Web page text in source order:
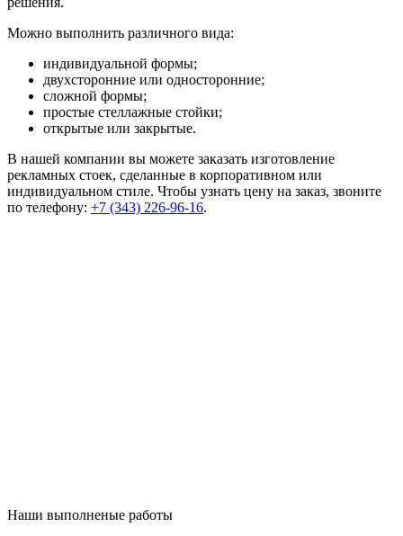
Можно выполнить различного вида:
индивидуальной формы;
двухсторонние или односторонние;
сложной формы;
простые стеллажные стойки;
открытые или закрытые.
В нашей компании вы можете заказать изготовление
рекламных стоек, сделанные в корпоративном или
индивидуальном стиле. Чтобы узнать цену на заказ, звоните
по телефону: +7 (343) 226-96-16.
Наши выполненые работы